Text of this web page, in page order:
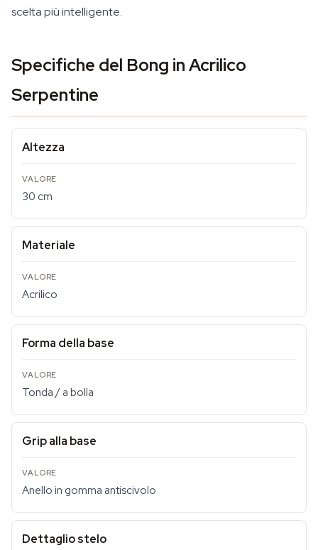
scelta più intelligente.
Specifiche del Bong in Acrilico
Serpentine
Altezza
30 cm
Materiale
Acrilico
Forma della base
Tonda / a bolla
Grip alla base
Anello in gomma antiscivolo
Dettaglio stelo